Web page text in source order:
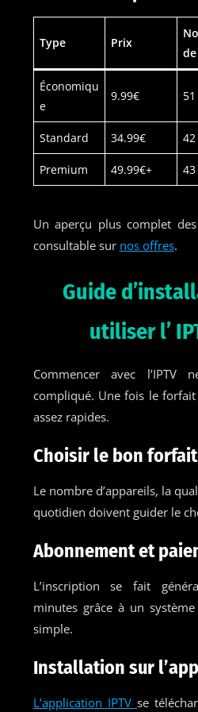
Type Prix
Économiqu
e
9.99€
Standard 34.99€ 42
Premium 49.99€+ 43
Un aperçu plus complet
consultable sur nos offres.
Guide
utiliser l’
Commencer avec l’IPTV
compliqué. Une fois le
assez rapides.
Choisir le bon forfait
Le nombre d’appareils, la
quotidien doivent guider le
Abonnement et
L’inscription se fait
minutes grâce à un
simple.
Installation sur
L’application IPTVse